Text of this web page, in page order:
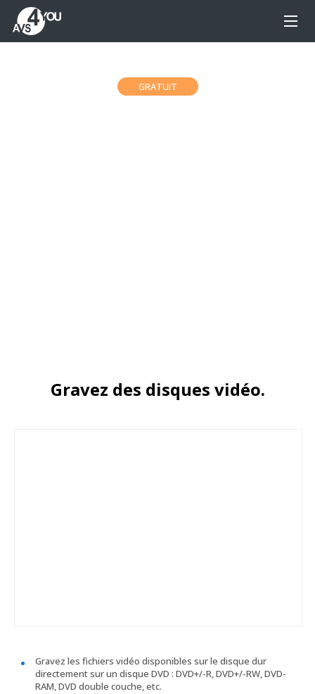
GRATUIT
Gravez des disques vidéo.
Gravez les fichiers vidéo disponibles sur le disque dur
directement sur un disque DVD : DVD+/-R, DVD+/-RW, DVD-
RAM, DVD double couche, etc.